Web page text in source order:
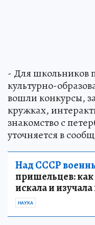
- Для школьников
культурно-
вошли конкурсы,
кружках,
знакомство с
уточняется в
Над СССР
пришельцев: как
искала и
НАУКА